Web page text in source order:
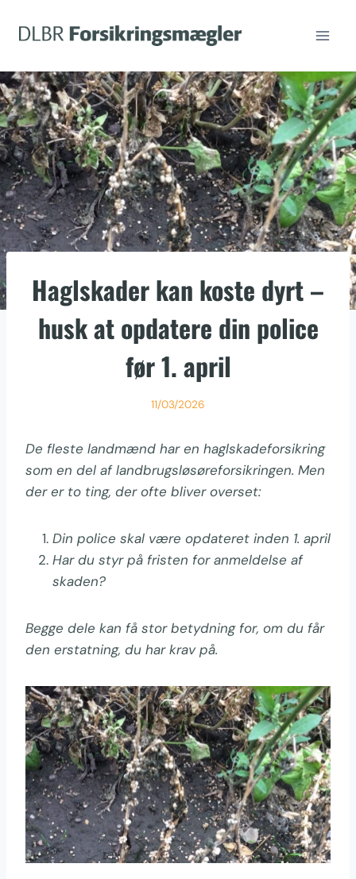
Haglskader kan koste dyrt –
husk at opdatere din police
før 1. april
11/03/2026
De fleste landmænd har en haglskadeforsikring
som en del af landbrugsløsøreforsikringen. Men
der er to ting, der ofte bliver overset:
Din police skal være opdateret inden 1. april
Har du styr på fristen for anmeldelse af
skaden?
Begge dele kan få stor betydning for, om du får
den erstatning, du har krav på.